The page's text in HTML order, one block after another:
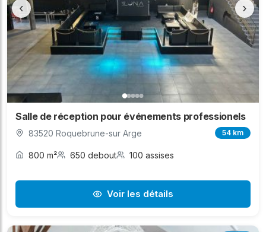
‹ ›
Salle de réception pour événements professionels
83520 Roquebrune-sur Arge 54 km
800 m² 650 debout 100 assises
Voir les détails